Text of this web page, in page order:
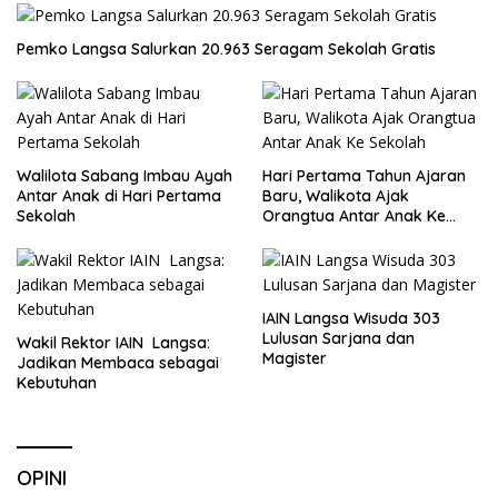
Pemko Langsa Salurkan 20.963 Seragam Sekolah Gratis
Walilota Sabang Imbau Ayah
Antar Anak di Hari Pertama
Sekolah
Hari Pertama Tahun Ajaran
Baru, Walikota Ajak
Orangtua Antar Anak Ke
Wakil Rektor IAIN Langsa:
Jadikan Membaca sebagai
Kebutuhan
IAIN Langsa Wisuda 303
Lulusan Sarjana dan
Magister
OPINI